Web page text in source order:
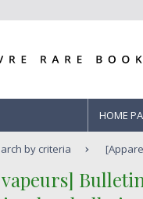
HOME
by criteria